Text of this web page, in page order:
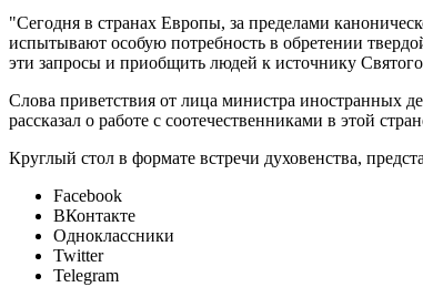
"Сегодня в странах Европы, за пределами
испытывают особую потребность в обретении
эти запросы и приобщить людей к источнику
Слова приветствия от лица министра иностранных
рассказал о работе с соотечественниками в этой
Круглый стол в формате встречи духовенства,
Facebook
ВКонтакте
Одноклассники
Twitter
Telegram